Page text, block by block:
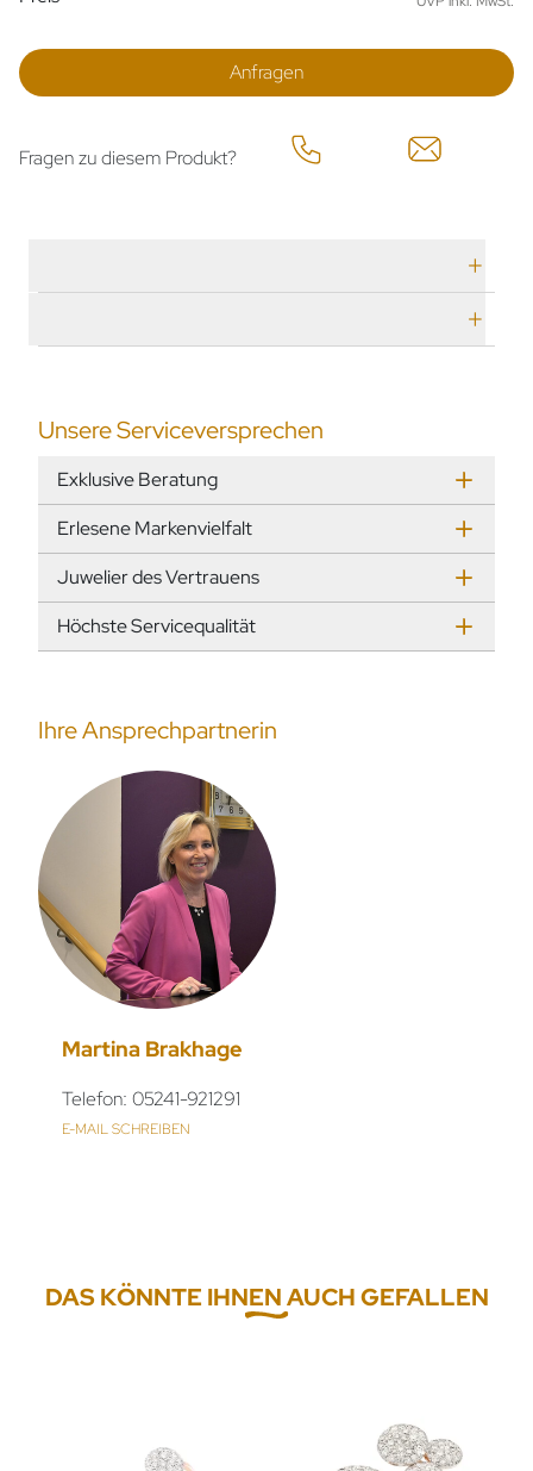
Anfragen
Fragen zu diesem Produkt?
Ihre Ansprechpartnerin
Martina Brakhage
Telefon: 05241-921291
E-MAIL SCHREIBEN
Unsere Serviceversprechen
Exklusive Beratung
Erlesene Markenvielfalt
Juwelier des Vertrauens
Höchste Servicequalität
DAS KÖNNTE IHNEN AUCH GEFALLEN